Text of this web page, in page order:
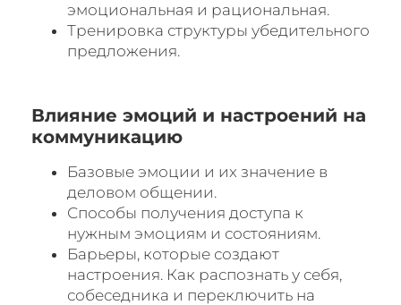
эмоциональная и рациональная.
Тренировка структуры убедительного
предложения.
Влияние эмоций и настроений на
коммуникацию
Базовые эмоции и их значение в
деловом общении.
Способы получения доступа к
нужным эмоциям и состояниям.
Барьеры, которые создают
настроения. Как распознать у себя,
собеседника и переключить на